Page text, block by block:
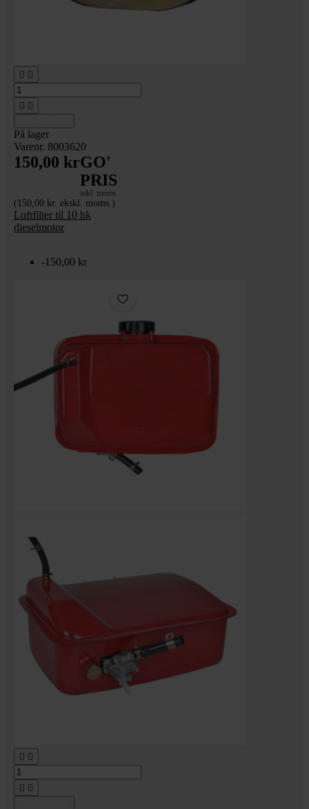
 
 
På lager
Varenr. 8003620
150,00 krGO'
PRIS
inkl. moms
(150,00 kr. ekskl. moms.)
Luftfilter til 10 hk
dieselmotor
-150,00 kr
 
 